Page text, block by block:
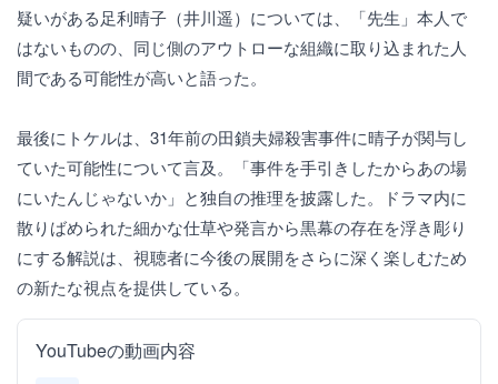
疑いがある足利晴子（井川遥）については、「先生」本人で
はないものの、同じ側のアウトローな組織に取り込まれた人
間である可能性が高いと語った。
最後にトケルは、31年前の田鎖夫婦殺害事件に晴子が関与し
ていた可能性について言及。「事件を手引きしたからあの場
にいたんじゃないか」と独自の推理を披露した。ドラマ内に
散りばめられた細かな仕草や発言から黒幕の存在を浮き彫り
にする解説は、視聴者に今後の展開をさらに深く楽しむため
の新たな視点を提供している。
YouTubeの動画内容